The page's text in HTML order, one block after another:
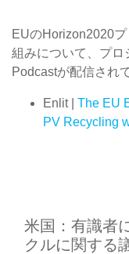
EUのHorizon2020
組みについて、プロ
Podcastが配信され
Enlit | The EU
PV Recycling
米国：有識者
クルに関する